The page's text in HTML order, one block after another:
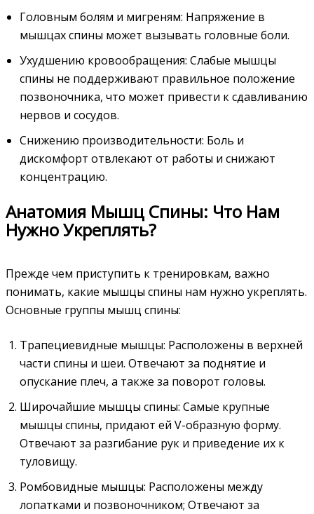
Головным болям и мигреням: Напряжение в
мышцах спины может вызывать головные боли.
Ухудшению кровообращения: Слабые мышцы
спины не поддерживают правильное положение
позвоночника, что может привести к сдавливанию
нервов и сосудов.
Снижению производительности: Боль и
дискомфорт отвлекают от работы и снижают
концентрацию.
Анатомия Мышц Спины: Что Нам
Нужно Укреплять?
Прежде чем приступить к тренировкам, важно
понимать, какие мышцы спины нам нужно укреплять.
Основные группы мышц спины:
Трапециевидные мышцы: Расположены в верхней
части спины и шеи. Отвечают за поднятие и
опускание плеч, а также за поворот головы.
Широчайшие мышцы спины: Самые крупные
мышцы спины, придают ей V-образную форму.
Отвечают за разгибание рук и приведение их к
туловищу.
Ромбовидные мышцы: Расположены между
лопатками и позвоночником; Отвечают за